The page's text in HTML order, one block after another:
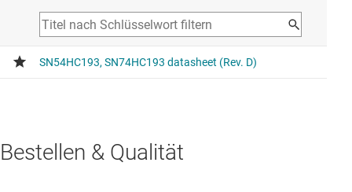
Bestellen & Qualität